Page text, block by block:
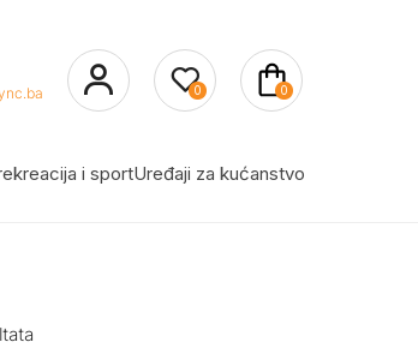
0 0
i sportUređaji za kućanstvo